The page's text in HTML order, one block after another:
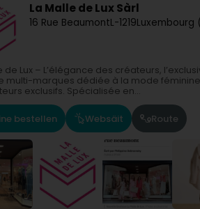
La Malle de Lux Sàrl
16 Rue BeaumontL-1219Luxembourg
de Lux – L’élégance des créateurs,
multi-marques dédiée à la mode
exclusifs. Spécialisée en...
bestellen Websäit Route